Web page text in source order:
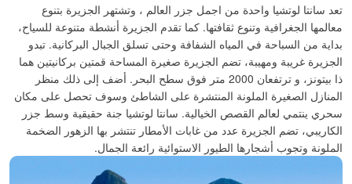
تعد سانتا لوتشيا واحدة من اجمل جزر العالم ، وتشتهر الجزيرة بتنوع
معالمها الجغرافية وتنوع ثقافتها. كما تقدم الجزيرة أنشطة متنوعة للسياح،
بداية من السباحة في المياه الشفافة وحتى تسلق الجبال البركانية. تبدو
الجزيرة غريبة ومهيبة، تضم الجزيرة صغيرة المساحة قمتين بركانيتين هما
ذا بيتونز، و ترتفعان 2000 متر فوق سطح البحر. أضف إلى ذلك منظر
المنازل الصغيرة الملونة المنتشرة على الشاطئ وسوف تحصل على مكان
سحري ينتمي لعالم القصص الخيالية. سانتا لوتشيا جنة حقيقية وسط جزر
الكاريبي، تضم الجزيرة عدد من غابات الأمطار تنتشر بها الزهور الضخمة
الملونة وتجوب أشجارها الطيور الاستوائية رائعة الجمال.